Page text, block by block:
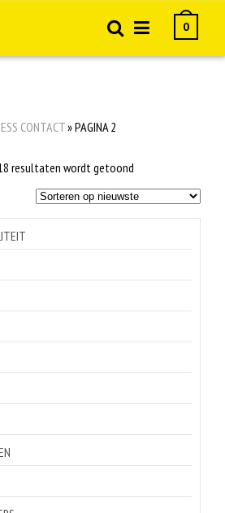
0
CONTACT»PAGINA 2
resultaten wordt getoond
nieuwste